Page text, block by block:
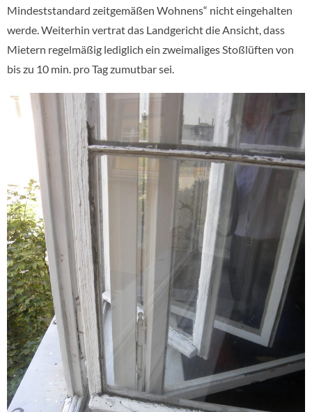
Mindeststandard zeitgemäßen Wohnens“ nicht eingehalten
werde. Weiterhin vertrat das Landgericht die Ansicht, dass
Mietern regelmäßig lediglich ein zweimaliges Stoßlüften von
bis zu 10 min. pro Tag zumutbar sei.